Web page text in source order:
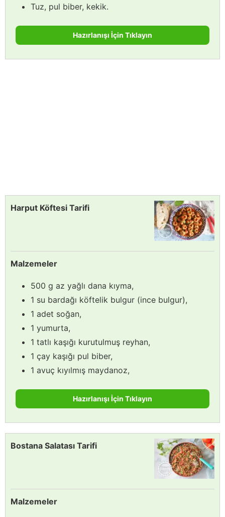
Tuz, pul biber, kekik.
Hazırlanışı İçin Tıklayın
Harput Köftesi Tarifi
Malzemeler
500 g az yağlı dana kıyma,
1 su bardağı köftelik bulgur (ince bulgur),
1 adet soğan,
1 yumurta,
1 tatlı kaşığı kurutulmuş reyhan,
1 çay kaşığı pul biber,
1 avuç kıyılmış maydanoz,
Hazırlanışı İçin Tıklayın
Bostana Salatası Tarifi
Malzemeler